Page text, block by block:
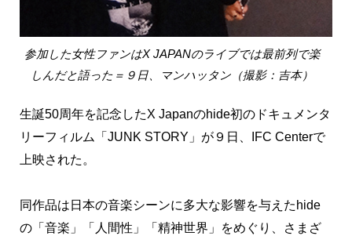
参加した女性ファンはX JAPANのライブでは最前列で楽
しんだと語った＝９日、マンハッタン（撮影：吉本）
生誕50周年を記念したX Japanのhide初のドキュメンタ
リーフィルム「JUNK STORY」が９日、IFC Centerで
上映された。
同作品は日本の音楽シーンに多大な影響を与えたhide
の「音楽」「人間性」「精神世界」をめぐり、さまざ